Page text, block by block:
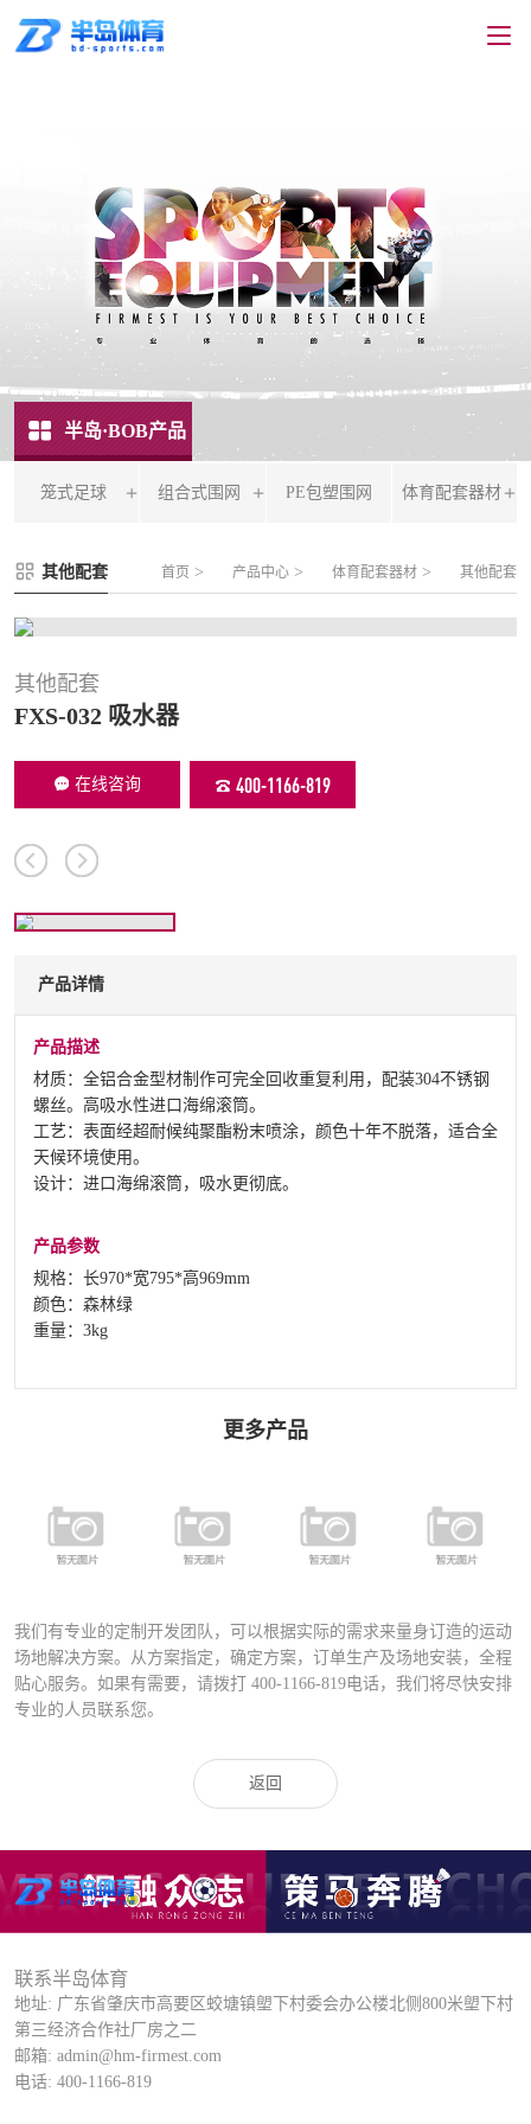
半岛·BOB产品
笼式足球
FLZ-B 夹芯板笼式足球
FLZ-C 半格栅笼式足球
FLZ-D PE包塑笼式足球
组合式围网
方管组合式围网
片装组合式围网
PE包塑围网 体育配套器材
其他配套 首页 > 产品中心 > 体育配套器材 > 其他配套
其他配套
FXS-032 吸水器
在线咨询 400-1166-819
产品详情
产品描述
材质：全铝合金型材制作可完全回收重复利用，配装304不锈钢
螺丝。高吸水性进口海绵滚筒。
工艺：表面经超耐候纯聚酯粉末喷涂，颜色十年不脱落，适合全
天候环境使用。
设计：进口海绵滚筒，吸水更彻底。
产品参数
规格：长970*宽795*高969mm
颜色：森林绿
重量：3kg
更多产品
FZQM-5.7.11
足球门
FT-024 推水器
FC-079 铝合金
茶几
FDZ-016 单打
支撑杆
我们有专业的定制开发团队，可以根据实际的需求来量身订造的运动
场地解决方案。从方案指定，确定方案，订单生产及场地安装，全程
贴心服务。如果有需要，请拨打 400-1166-819电话，我们将尽快安排
专业的人员联系您。
返回
联系半岛体育
地址: 广东省肇庆市高要区蛟塘镇塱下村委会办公楼北侧800米塱下村
第三经济合作社厂房之二
邮箱: admin@hm-firmest.com
电话: 400-1166-819